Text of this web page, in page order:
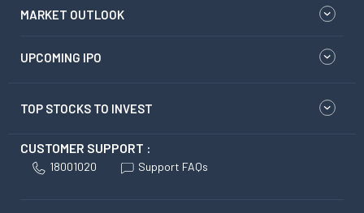
MARKET OUTLOOK
UPCOMING IPO
TOP STOCKS TO INVEST
CUSTOMER SUPPORT :
18001020 Support FAQs